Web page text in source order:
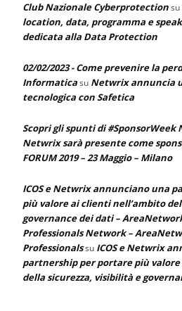
Club Nazionale Cyberprotectionsu
location, data, programma e
dedicata alla Data Protection
02/02/2023 - Come prevenire la
Informaticasu Netwrix annuncia
tecnologica con Safetica
Scopri gli spunti di #SponsorWeek
Netwrix sarà presente come
FORUM 2019 – 23 Maggio – Milano
ICOS e Netwrix annunciano una
più valore ai clienti nell’ambito
governance dei dati –
Professionals Network –
Professionalssu ICOS e Netwrix
partnership per portare più
della sicurezza, visibilità e